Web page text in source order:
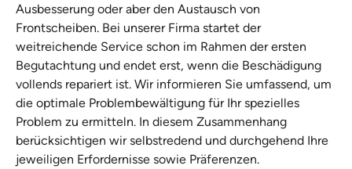
Ausbesserung oder aber den Austausch von
Frontscheiben. Bei unserer Firma startet der
weitreichende Service schon im Rahmen der ersten
Begutachtung und endet erst, wenn die Beschädigung
vollends repariert ist. Wir informieren Sie umfassend, um
die optimale Problembewältigung für Ihr spezielles
Problem zu ermitteln. In diesem Zusammenhang
berücksichtigen wir selbstredend und durchgehend Ihre
jeweiligen Erfordernisse sowie Präferenzen.